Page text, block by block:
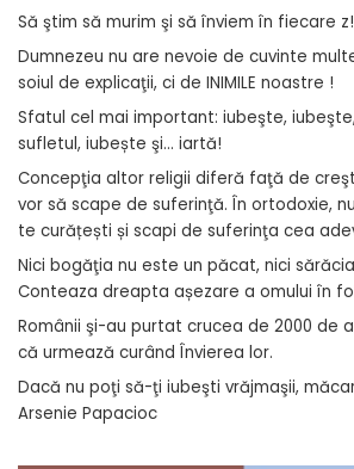
Să ştim să murim şi să înviem în fiecare z!
Dumnezeu nu are nevoie de cuvinte
soiul de explicaţii, ci de INIMILE noastre !
Sfatul cel mai important: iubeşte,
sufletul, iubește şi… iartă!
Concepţia altor religii diferă faţă de
vor să scape de suferinţă. În ortodoxie,
te curățești și scapi de suferinţa cea
Nici bogăţia nu este un păcat, nici
Conteaza dreapta așezare a omului în
Românii şi-au purtat crucea de 2000 de
că urmează curând Învierea lor.
Dacă nu poţi să-ţi iubeşti vrăjmaşii,
Arsenie Papacioc